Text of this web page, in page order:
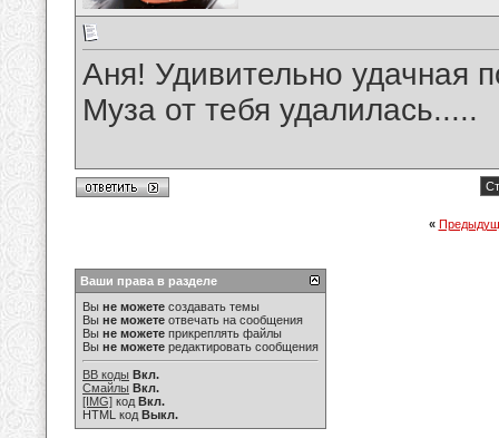
Аня! Удивительно удачная
Муза от тебя удалилась.....
«
Ваши права в разделе
Вы не можете создавать темы
Вы не можете отвечать на сообщения
Вы не можете прикреплять файлы
Вы не можете редактировать сообщения
BB коды Вкл.
Смайлы Вкл.
[IMG] код Вкл.
HTML код Выкл.